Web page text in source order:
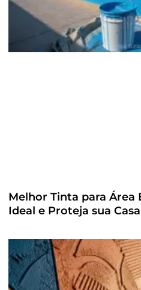
Melhor Tinta para Área
Ideal e Proteja sua Casa